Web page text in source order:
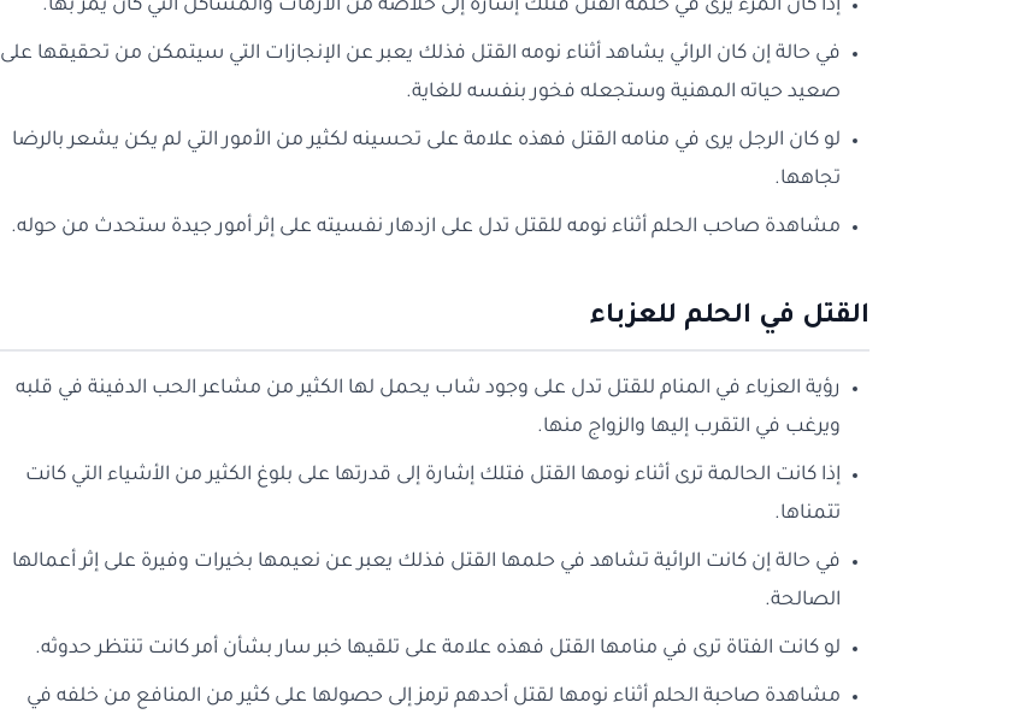
إذا كان المرء يرى في حلمه القتل فتلك إشارة إلى خلاصه من الأزمات والمشاكل التي كان يمر بها.
في حالة إن كان الرائي يشاهد أثناء نومه القتل فذلك يعبر عن الإنجازات التي سيتمكن من تحقيقها على
صعيد حياته المهنية وستجعله فخور بنفسه للغاية.
لو كان الرجل يرى في منامه القتل فهذه علامة على تحسينه لكثير من الأمور التي لم يكن يشعر بالرضا
تجاهها.
مشاهدة صاحب الحلم أثناء نومه للقتل تدل على ازدهار نفسيته على إثر أمور جيدة ستحدث من حوله.
القتل في الحلم للعزباء
رؤية العزباء في المنام للقتل تدل على وجود شاب يحمل لها الكثير من مشاعر الحب الدفينة في قلبه
ويرغب في التقرب إليها والزواج منها.
إذا كانت الحالمة ترى أثناء نومها القتل فتلك إشارة إلى قدرتها على بلوغ الكثير من الأشياء التي كانت
تتمناها.
في حالة إن كانت الرائية تشاهد في حلمها القتل فذلك يعبر عن نعيمها بخيرات وفيرة على إثر أعمالها
الصالحة.
لو كانت الفتاة ترى في منامها القتل فهذه علامة على تلقيها خبر سار بشأن أمر كانت تنتظر حدوثه.
مشاهدة صاحبة الحلم أثناء نومها لقتل أحدهم ترمز إلى حصولها على كثير من المنافع من خلفه في